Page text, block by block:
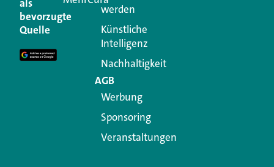
Ihre E-Mail-Adresse wird nicht veröffentlicht.
Erforderliche Felder sind mit
Kommentar
als
bevorzugte
Quelle
werden
Künstliche
Intelligenz
Nachhaltigkeit
AGB
Werbung
Sponsoring
Veranstaltungen